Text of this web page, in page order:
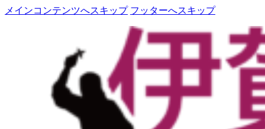
メインコンテンツへスキップ フッターへスキップ